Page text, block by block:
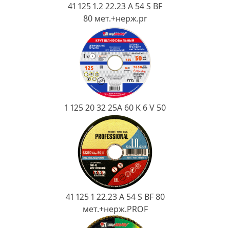
41 125 1.2 22.23 A 54 S BF
80 мет.+нерж.pr
1 125 20 32 25А 60 K 6 V 50
41 125 1 22.23 A 54 S BF 80
мет.+нерж.PROF